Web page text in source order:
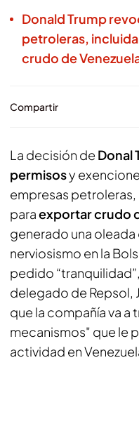
Donald Trump
petroleras,
crudo de
Compartir
La decisión de Donal
permisosy
empresas petroleras,
paraexportar crudo
generado una oleada
nerviosismo en la
pedido
delegado de Repsol,
que la compañía va a
mecanismos" que le
actividad en